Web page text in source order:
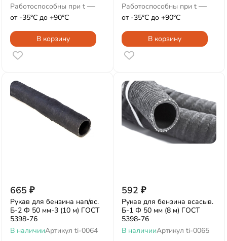
Работоспособны при t —
от -35°С до +90°С
В корзину
Работоспособны при t —
от -35°С до +90°С
В корзину
665 ₽
Рукав для бензина нап/вс.
Б-2 Ф 50 мм-3 (10 м) ГОСТ
5398-76
В наличииАртикул ti-0064
592 ₽
Рукав для бензина всасыв.
Б-1 Ф 50 мм (8 м) ГОСТ
5398-76
В наличииАртикул ti-0065